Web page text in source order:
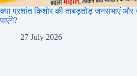
क्या प्रशांत किशोर की ताबड़तोड़ जनसभाएं और
पाएंगे?
27 July 2026